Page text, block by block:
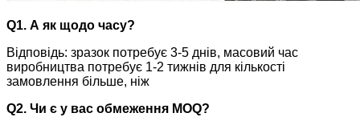
Q1. А як щодо часу?
Відповідь: зразок потребує 3-5 днів, масовий час
виробництва потребує 1-2 тижнів для кількості
замовлення більше, ніж
Q2. Чи є у вас обмеження MOQ?